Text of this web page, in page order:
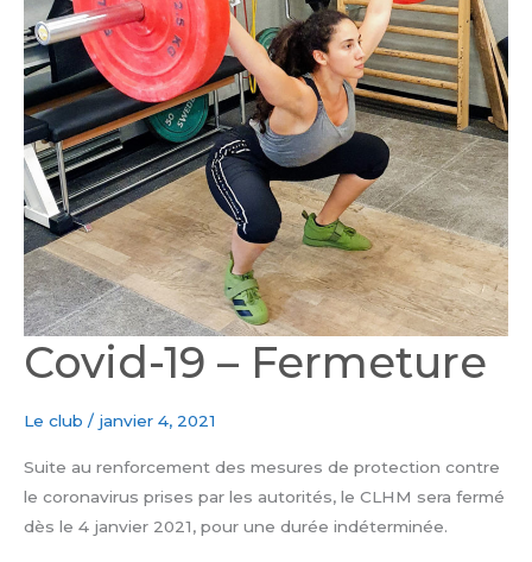
Covid-19 – Fermeture
Le club / janvier 4, 2021
Suite au renforcement des mesures de protection contre
le coronavirus prises par les autorités, le CLHM sera fermé
dès le 4 janvier 2021, pour une durée indéterminée.